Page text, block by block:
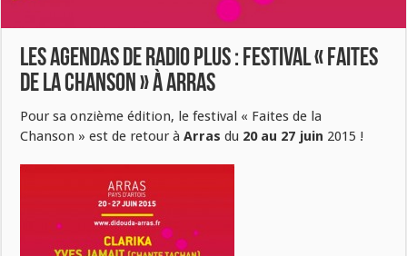
LES AGENDAS DE RADIO PLUS : FESTIVAL « Faites
de la Chanson » à ARRAS
Pour sa onzième édition, le festival « Faites de la
Chanson » est de retour àArras du 20 au 27 juin 2015 !